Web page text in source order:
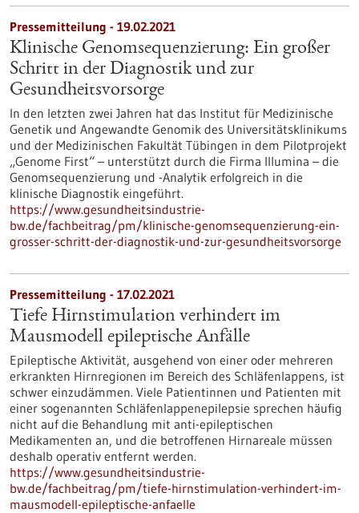
Pressemitteilung - 19.02.2021
Klinische Genomsequenzierung: Ein großer
Schritt in der Diagnostik und zur
Gesundheitsvorsorge
In den letzten zwei Jahren hat das Institut für Medizinische
Genetik und Angewandte Genomik des Universitätsklinikums
und der Medizinischen Fakultät Tübingen in dem Pilotprojekt
„Genome First“ – unterstützt durch die Firma Illumina – die
Genomsequenzierung und -Analytik erfolgreich in die
klinische Diagnostik eingeführt.
https://www.gesundheitsindustrie-
bw.de/fachbeitrag/pm/klinische-genomsequenzierung-ein-
grosser-schritt-der-diagnostik-und-zur-gesundheitsvorsorge
Pressemitteilung - 17.02.2021
Tiefe Hirnstimulation verhindert im
Mausmodell epileptische Anfälle
Epileptische Aktivität, ausgehend von einer oder mehreren
erkrankten Hirnregionen im Bereich des Schläfenlappens, ist
schwer einzudämmen. Viele Patientinnen und Patienten mit
einer sogenannten Schläfenlappenepilepsie sprechen häufig
nicht auf die Behandlung mit anti-epileptischen
Medikamenten an, und die betroffenen Hirnareale müssen
deshalb operativ entfernt werden.
https://www.gesundheitsindustrie-
bw.de/fachbeitrag/pm/tiefe-hirnstimulation-verhindert-im-
mausmodell-epileptische-anfaelle